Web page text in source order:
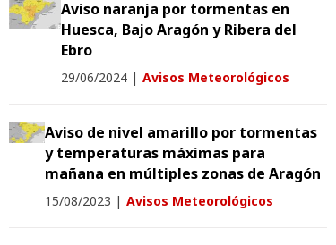
Aviso naranja por tormentas en
Huesca, Bajo Aragón y Ribera del
Ebro
29/06/2024 | Avisos Meteorológicos
Aviso de nivel amarillo por tormentas
y temperaturas máximas para
mañana en múltiples zonas de Aragón
15/08/2023 | Avisos Meteorológicos